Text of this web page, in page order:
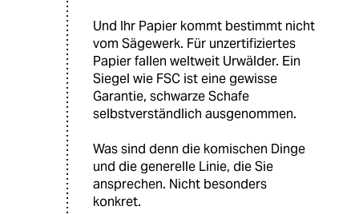
Und Ihr Papier kommt bestimmt nicht
vom Sägewerk. Für unzertifiziertes
Papier fallen weltweit Urwälder. Ein
Siegel wie FSC ist eine gewisse
Garantie, schwarze Schafe
selbstverständlich ausgenommen.
Was sind denn die komischen Dinge
und die generelle Linie, die Sie
ansprechen. Nicht besonders
konkret.